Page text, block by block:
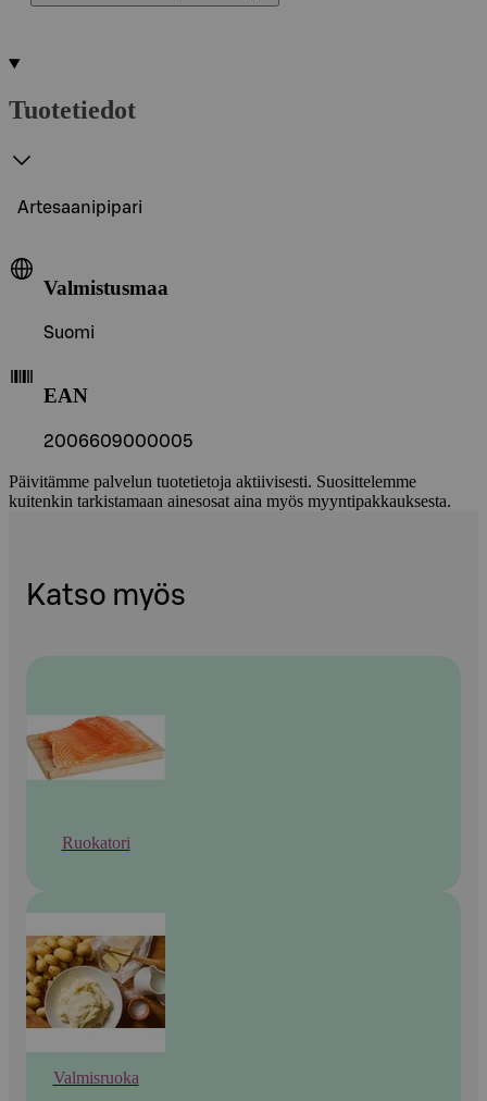
Tuotetiedot
Artesaanipipari
Valmistusmaa
Suomi
EAN
2006609000005
Päivitämme palvelun tuotetietoja aktiivisesti. Suosittelemme
kuitenkin tarkistamaan ainesosat aina myös myyntipakkauksesta.
Katso myös
Ruokatori
Valmisruoka